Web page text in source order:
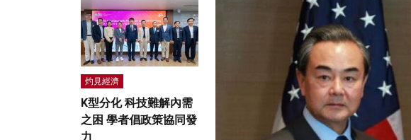
灼見經濟
K型分化 科技難解內需
之困 學者倡政策協同發
力